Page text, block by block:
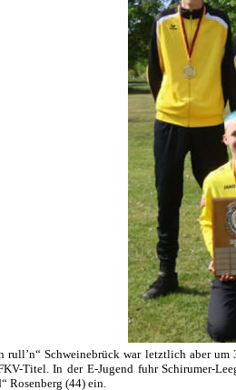
rull’n“ Schweinebrück war letztlich aber um
Titel. In der E-Jugend fuhr Schirumer-
Rosenberg (44) ein.